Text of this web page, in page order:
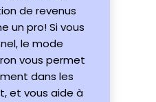
de revenus
un pro! Si vous
le mode
vous permet
dans les
et vous aide à